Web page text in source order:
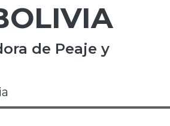
de Peaje y